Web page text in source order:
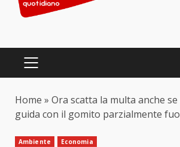
PRIMARY
Home » Ora scatta la multa anche
guida con il gomito parzialmente
Ambiente Economia